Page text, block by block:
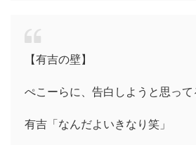
【有吉の壁】
ぺこーらに、告白しようと思って
有吉「なんだよいきなり笑」